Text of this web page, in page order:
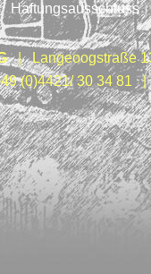
Haftungsausschluss
| Langeoogstraße
(0)4421/ 30 34 81